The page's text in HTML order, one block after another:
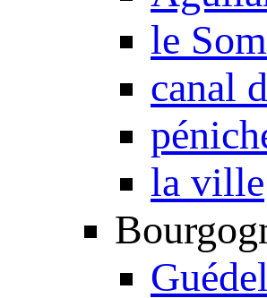
le
canal
la ville